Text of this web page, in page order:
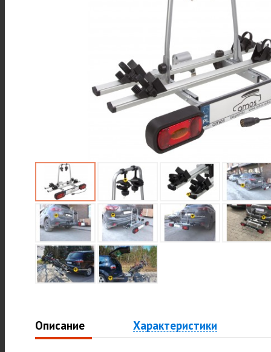
Описание Характеристики